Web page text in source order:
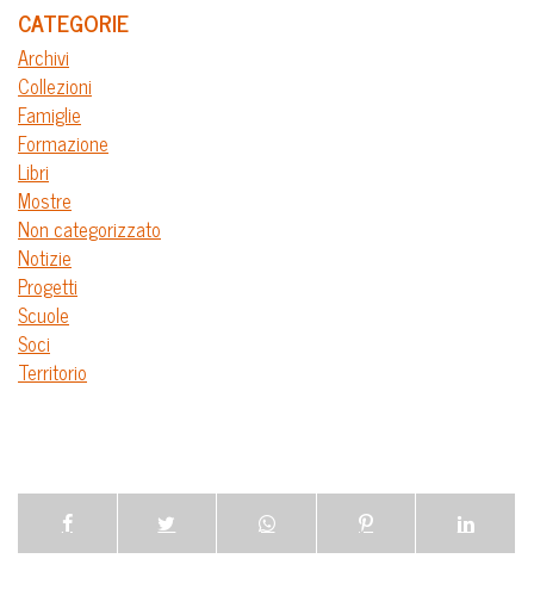
CATEGORIE
Archivi
Collezioni
Famiglie
Formazione
Libri
Mostre
Non categorizzato
Notizie
Progetti
Scuole
Soci
Territorio